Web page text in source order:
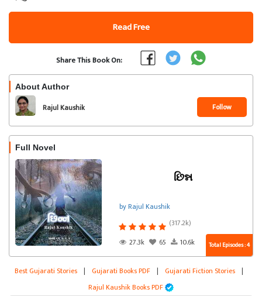
Read Free
Share This Book On:
About Author
Rajul Kaushik Follow
Full Novel
છિન્ન
by Rajul Kaushik
(317.2k)
27.3k
65 10.6k Total Episodes : 4
Best Gujarati Stories | Gujarati Books PDF | Gujarati Fiction Stories |
Rajul Kaushik Books PDF